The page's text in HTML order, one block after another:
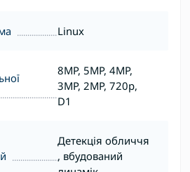
Linux
8MP, 5MP, 4MP,
3MP, 2MP, 720p,
D1
Детекція обличчя
, вбудований